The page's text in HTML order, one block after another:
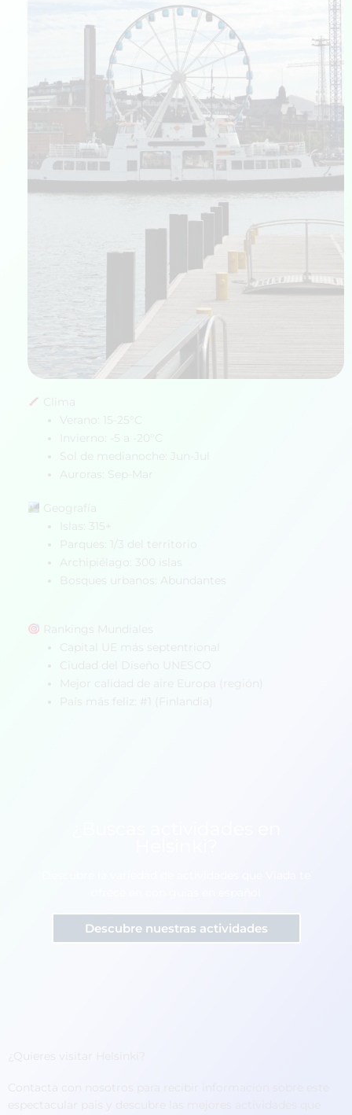
Clima
Verano: 15-25°C
Invierno: -5 a -20°C
Sol de medianoche: Jun-Jul
Auroras: Sep-Mar
Geografía
Islas: 315+
Parques: 1/3 del territorio
Archipiélago: 300 islas
Bosques urbanos: Abundantes
Rankings Mundiales
Capital UE más septentrional
Descubre nuestras actividades
¿Quieres visitar Helsinki?
espectacular pais y descubre las mejores actividades que